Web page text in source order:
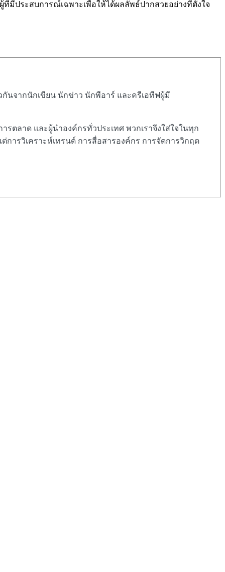
มีประสบการณ์เฉพาะเพื่อให้ได้ผลลัพธ์ปากสวยอย่างที่ตั้งใจ
นจากนักเขียน นักข่าว นักพีอาร์ และครีเอทีฟผู้มี
ตลาด และผู้นำองค์กรทั่วประเทศ พวกเราจึงใส่ใจในทุก
รวิเคราะห์เทรนด์ การสื่อสารองค์กร การจัดการวิกฤต